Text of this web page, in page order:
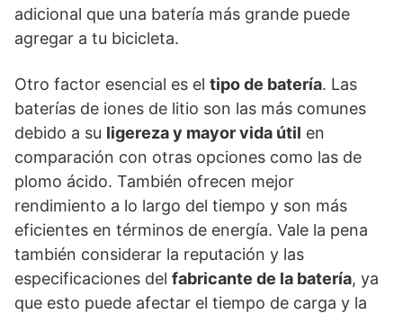
adicional que una batería más grande puede
agregar a tu bicicleta.
Otro factor esencial es el tipo de batería. Las
baterías de iones de litio son las más comunes
debido a su ligereza y mayor vida útil en
comparación con otras opciones como las de
plomo ácido. También ofrecen mejor
rendimiento a lo largo del tiempo y son más
eficientes en términos de energía. Vale la pena
también considerar la reputación y las
especificaciones del fabricante de la batería, ya
que esto puede afectar el tiempo de carga y la